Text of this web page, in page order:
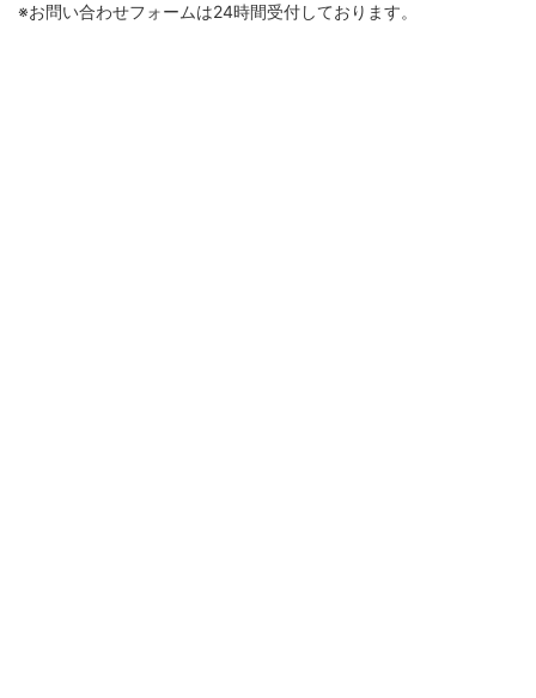
※お問い合わせフォームは24時間受付しております。